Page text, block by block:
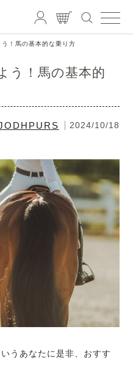
！馬の基本的な乗り方
う！馬の基本的
2024/10/18
うあなたに是非、おすす